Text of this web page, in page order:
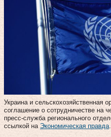
Украина и
соглашение о сотрудничестве на
пресс-служба регионального
ссылкой на Экономическая правда